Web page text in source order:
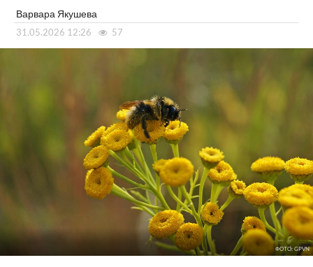
Варвара Якушева
31.05.2026 12:26 57
ФОТО: GPVN